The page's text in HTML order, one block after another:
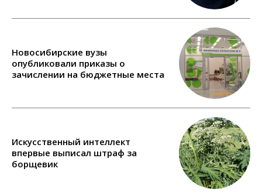
Новосибирские вузы
опубликовали приказы о
зачислении на бюджетные места
Искусственный интеллект
впервые выписал штраф за
борщевик